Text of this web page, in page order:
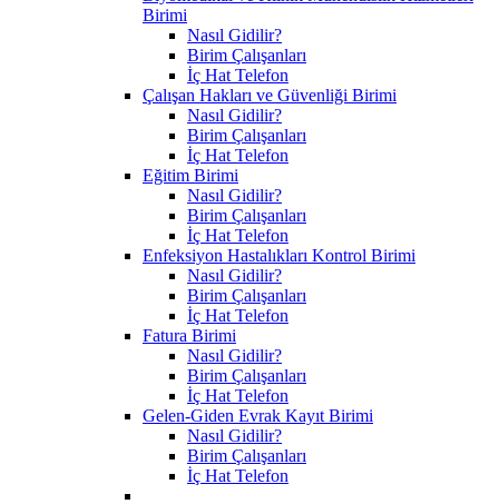
Birimi
Nasıl Gidilir?
Birim Çalışanları
İç Hat Telefon
Çalışan Hakları ve Güvenliği Birimi
Nasıl Gidilir?
Birim Çalışanları
İç Hat Telefon
Eğitim Birimi
Nasıl Gidilir?
Birim Çalışanları
İç Hat Telefon
Enfeksiyon Hastalıkları Kontrol Birimi
Nasıl Gidilir?
Birim Çalışanları
İç Hat Telefon
Fatura Birimi
Nasıl Gidilir?
Birim Çalışanları
İç Hat Telefon
Gelen-Giden Evrak Kayıt Birimi
Nasıl Gidilir?
Birim Çalışanları
İç Hat Telefon